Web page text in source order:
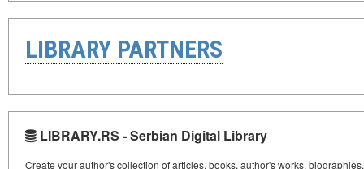
LIBRARY PARTNERS
LIBRARY.RS - Serbian Digital Library
Create your author's collection of articles, books, author's works,